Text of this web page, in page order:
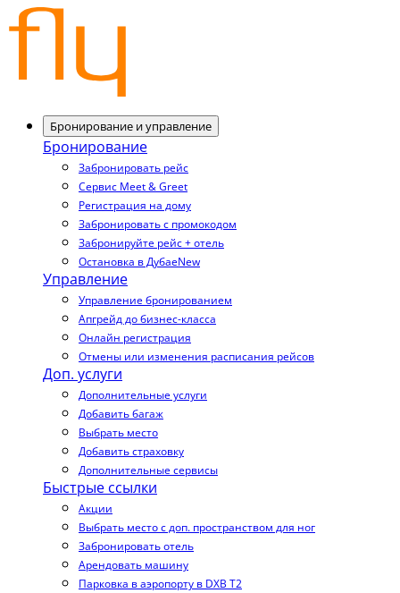
Бронирование и управление
Бронирование
Забронировать рейс
Сервис Meet & Greet
Регистрация на дому
Забронировать с промокодом
Забронируйте рейс + отель
Остановка в ДубаеNew
Управление
Управление бронированием
Апгрейд до бизнес-класса
Онлайн регистрация
Отмены или изменения расписания рейсов
Доп. услуги
Дополнительные услуги
Добавить багаж
Выбрать место
Добавить страховку
Дополнительные сервисы
Быстрые ссылки
Акции
Выбрать место с доп. пространством для ног
Забронировать отель
Арендовать машину
Парковка в аэропорту в DXB T2